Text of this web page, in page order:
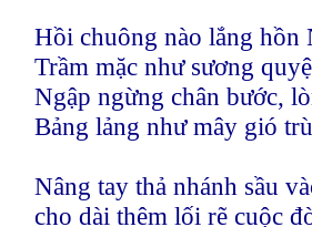
Hồi chuông nào lắng
Trầm mặc như sương
Ngập ngừng chân bước,
Bảng lảng như mây gió
Nâng tay thả nhánh sầu
cho dài thêm lối rẽ cuộc